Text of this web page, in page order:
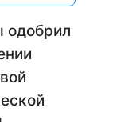
одобрил